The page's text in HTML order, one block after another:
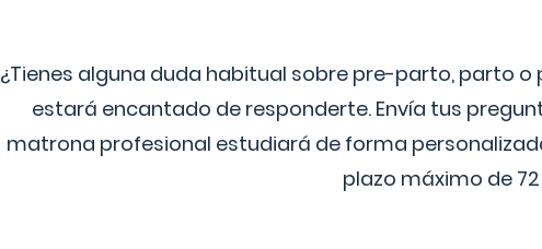
¿Tienes alguna duda habitual sobre pre-parto, parto
estará encantado de responderte. Envía tus
matrona profesional estudiará de forma
plazo máximo de